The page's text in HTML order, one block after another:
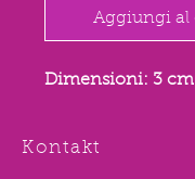
Aggiungi al
Dimensioni: 3 cm
Kontakt